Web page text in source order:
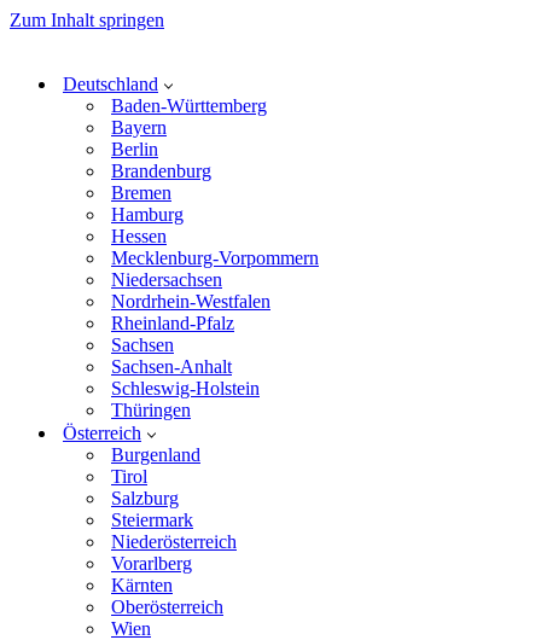
Zum Inhalt springen
Deutschland
Baden-Württemberg
Bayern
Berlin
Brandenburg
Bremen
Hamburg
Hessen
Mecklenburg-Vorpommern
Niedersachsen
Nordrhein-Westfalen
Rheinland-Pfalz
Sachsen
Sachsen-Anhalt
Schleswig-Holstein
Thüringen
Österreich
Burgenland
Tirol
Salzburg
Steiermark
Niederösterreich
Vorarlberg
Kärnten
Oberösterreich
Wien